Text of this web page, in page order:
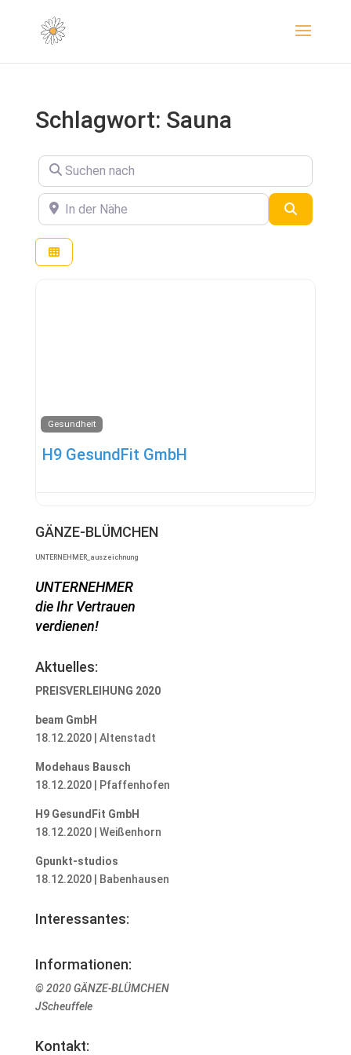
Schlagwort: Sauna
Suchen nach
In der Nähe
Gesundheit
H9 GesundFit GmbH
GÄNZE-BLÜMCHEN
UNTERNEHMER_auszeichnung
UNTERNEHMER
die Ihr Vertrauen
verdienen!
Aktuelles:
PREISVERLEIHUNG 2020
beam GmbH
18.12.2020 | Altenstadt
Modehaus Bausch
18.12.2020 | Pfaffenhofen
H9 GesundFit GmbH
18.12.2020 | Weißenhorn
Gpunkt-studios
18.12.2020 | Babenhausen
Interessantes:
Informationen:
© 2020 GÄNZE-BLÜMCHEN
JScheuffele
Kontakt: